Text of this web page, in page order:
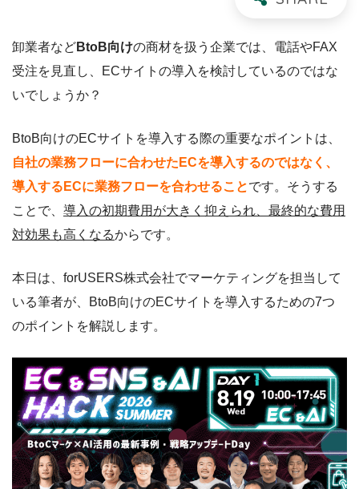
卸業者などBtoB向けの商材を扱う企業では、電話やFAX
受注を見直し、ECサイトの導入を検討しているのではな
いでしょうか？
BtoB向けのECサイトを導入する際の重要なポイントは、
自社の業務フローに合わせたECを導入するのではなく、
導入するECに業務フローを合わせることです。そうする
ことで、 導入の初期費用が大きく抑えられ、最終的な費用
対効果も高くなるからです。
本日は、forUSERS株式会社でマーケティングを担当して
いる筆者が、BtoB向けのECサイトを導入するための7つ
のポイントを解説します。